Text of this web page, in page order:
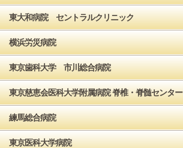
東大和病院 セントラルクリニック
横浜労災病院
東京歯科大学 市川総合病院
東京慈恵会医科大学附属病院 脊椎・脊髄センター
練馬総合病院
東京医科大学病院